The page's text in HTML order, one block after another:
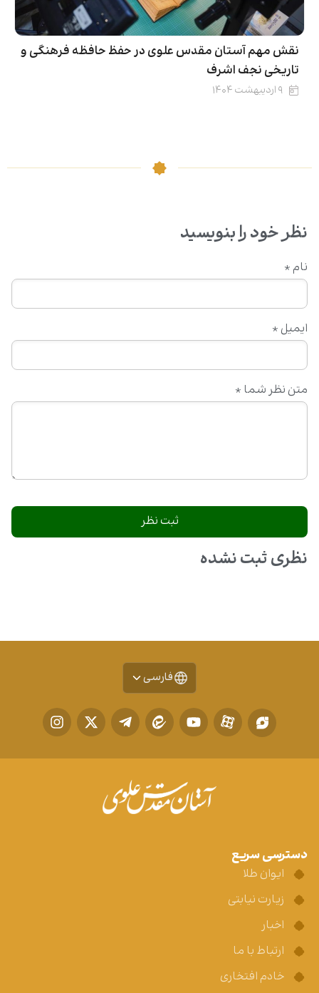
نقش‌ مهم آستان مقدس علوی در حفظ حافظه فرهنگی و
تاریخی نجف اشرف
۹ اردیبهشت ۱۴۰۴
نظر خود را بنویسید
متن نظر شما *
نام *
ایمیل *
نظری ثبت نشده
فارسی
دسترسی سریع
ایوان طلا
زیارت نیابتی
اخبار
ارتباط با ما
خادم افتخاری